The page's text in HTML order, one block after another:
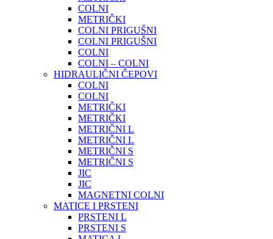
COLNI
METRIČKI
COLNI PRIGUŠNI
COLNI PRIGUŠNI
COLNI
COLNI – COLNI
HIDRAULIČNI ČEPOVI
COLNI
COLNI
METRIČKI
METRIČKI
METRIČNI L
METRIČNI L
METRIČNI S
METRIČNI S
JIC
JIC
MAGNETNI COLNI
MATICE I PRSTENI
PRSTENI L
PRSTENI S